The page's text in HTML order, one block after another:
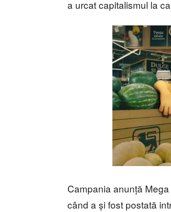
a urcat capitalismul la
Campania anunță
când a și fost postată